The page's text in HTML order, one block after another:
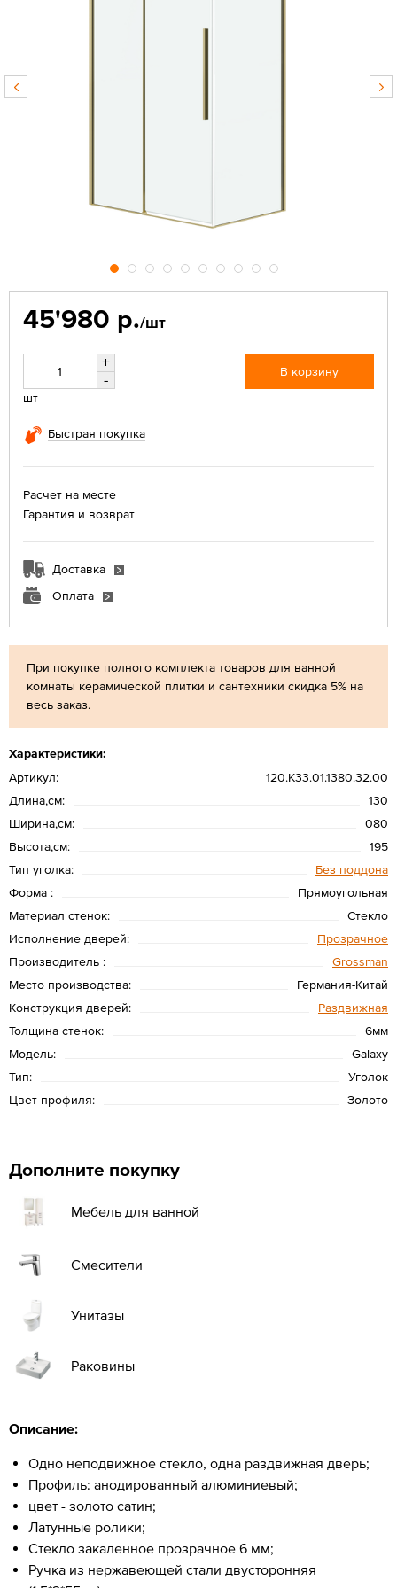
При покупке полного комплекта товаров для ванной
комнаты керамической плитки и сантехники скидка 5% на
весь заказ.
Характеристики:
Артикул:
120.K33.01.1380.32.00
Длина,см:
130
Ширина,см:
080
Высота,см:
195
Тип уголка:
Без поддона
Форма :
Прямоугольная
Материал стенок:
Стекло
Исполнение дверей:
Прозрачное
Производитель :
Grossman
Место производства:
Германия-Китай
Конструкция дверей:
Раздвижная
Толщина стенок:
6мм
Модель:
Galaxy
Тип:
Уголок
Цвет профиля:
Золото
45'980 р./шт
+
-
шт
В корзину
Быстрая покупка
Расчет на месте
Гарантия и возврат
Доставка
Оплата
Дополните покупку
Мебель для ванной
Смесители
Унитазы
Раковины
Описание:
Одно неподвижное стекло, одна раздвижная дверь;
Профиль: анодированный алюминиевый;
цвет - золото сатин;
Латунные ролики;
Стекло закаленное прозрачное 6 мм;
Ручка из нержавеющей стали двусторонняя